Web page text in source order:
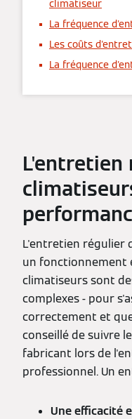
climatiseur
La fréquence
Les coûts
La fréquence
L'entretien
L'entretien régulier
un fonctionnement
climatiseurs sont
complexes - pour
correctement et
conseillé de suivre
fabricant lors de
professionnel. Un
Une efficacité